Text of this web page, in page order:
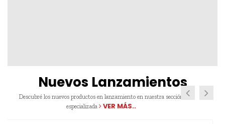
Nuevos Lanzamientos
Descubré los nuevos productos en lanzamiento en nuestra sección
especializada
VER MÁS..